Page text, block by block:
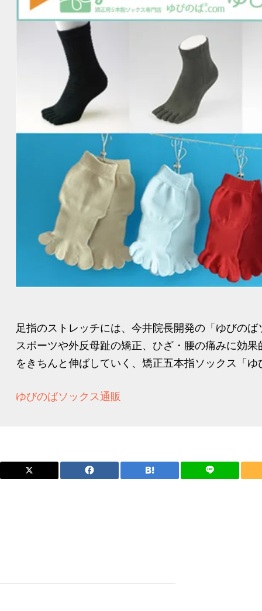
足指のストレッチには、今井院長開発の「ゆびの
スポーツや外反母趾の矯正、ひざ・腰の痛みに効
をきちんと伸ばしていく、矯正五本指ソックス「
ゆびのばソックス通販